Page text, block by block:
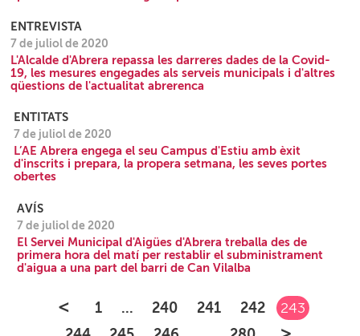
ENTREVISTA
7 de juliol de 2020
L'Alcalde d'Abrera repassa les darreres dades de la Covid-
19, les mesures engegades als serveis municipals i d'altres
qüestions de l'actualitat abrerenca
ENTITATS
7 de juliol de 2020
L’AE Abrera engega el seu Campus d'Estiu amb èxit
d'inscrits i prepara, la propera setmana, les seves portes
obertes
AVÍS
7 de juliol de 2020
El Servei Municipal d'Aigües d'Abrera treballa des de
primera hora del matí per restablir el subministrament
d'aigua a una part del barri de Can Vilalba
< 1 ... 240 241 242 243